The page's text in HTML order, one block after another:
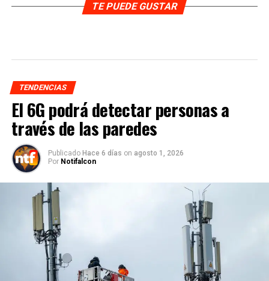
TE PUEDE GUSTAR
TENDENCIAS
El 6G podrá detectar personas a
través de las paredes
Publicado Hace 6 días on agosto 1, 2026
Por Notifalcon